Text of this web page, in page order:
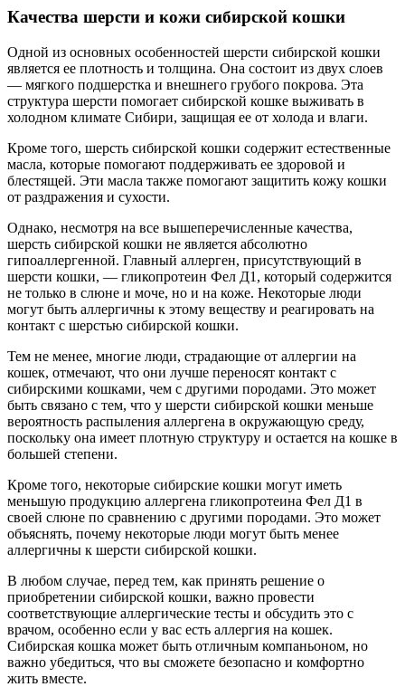
Качества шерсти и кожи сибирской кошки
Одной из основных особенностей шерсти сибирской кошки
является ее плотность и толщина. Она состоит из двух слоев
— мягкого подшерстка и внешнего грубого покрова. Эта
структура шерсти помогает сибирской кошке выживать в
холодном климате Сибири, защищая ее от холода и влаги.
Кроме того, шерсть сибирской кошки содержит естественные
масла, которые помогают поддерживать ее здоровой и
блестящей. Эти масла также помогают защитить кожу кошки
от раздражения и сухости.
Однако, несмотря на все вышеперечисленные качества,
шерсть сибирской кошки не является абсолютно
гипоаллергенной. Главный аллерген, присутствующий в
шерсти кошки, — гликопротеин Фел Д1, который содержится
не только в слюне и моче, но и на коже. Некоторые люди
могут быть аллергичны к этому веществу и реагировать на
контакт с шерстью сибирской кошки.
Тем не менее, многие люди, страдающие от аллергии на
кошек, отмечают, что они лучше переносят контакт с
сибирскими кошками, чем с другими породами. Это может
быть связано с тем, что у шерсти сибирской кошки меньше
вероятность распыления аллергена в окружающую среду,
поскольку она имеет плотную структуру и остается на кошке в
большей степени.
Кроме того, некоторые сибирские кошки могут иметь
меньшую продукцию аллергена гликопротеина Фел Д1 в
своей слюне по сравнению с другими породами. Это может
объяснять, почему некоторые люди могут быть менее
аллергичны к шерсти сибирской кошки.
В любом случае, перед тем, как принять решение о
приобретении сибирской кошки, важно провести
соответствующие аллергические тесты и обсудить это с
врачом, особенно если у вас есть аллергия на кошек.
Сибирская кошка может быть отличным компаньоном, но
важно убедиться, что вы сможете безопасно и комфортно
жить вместе.